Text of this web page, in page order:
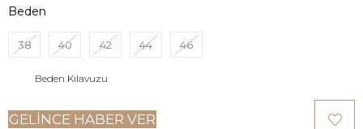
Beden
38 40 42 44 46
Beden Kılavuzu
GELINCE HABER VER